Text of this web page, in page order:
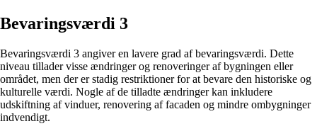
Bevaringsværdi 3
Bevaringsværdi 3 angiver en lavere grad af bevaringsværdi. Dette
niveau tillader visse ændringer og renoveringer af bygningen eller
området, men der er stadig restriktioner for at bevare den historiske og
kulturelle værdi. Nogle af de tilladte ændringer kan inkludere
udskiftning af vinduer, renovering af facaden og mindre ombygninger
indvendigt.